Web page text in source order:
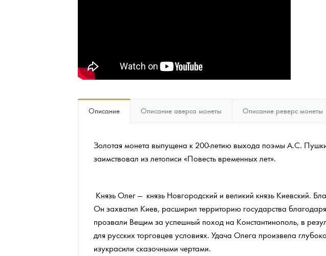
Книги по нумизматике
Описание Описание аверса монеты Описание реверс монеты
Золотая монета выпущена к 200-летию выхода поэмы А.С.
заимствовал из летописи «Повесть временных лет».
Князь Олег — князь Новгородский и великий князь Киевский.
Он захватил Киев, расширил территорию государства
прозвали Вещим за успешный поход на Константинополь, в
для русских торговцев условиях. Удача Олега произвела
изукрасили сказочными чертами.